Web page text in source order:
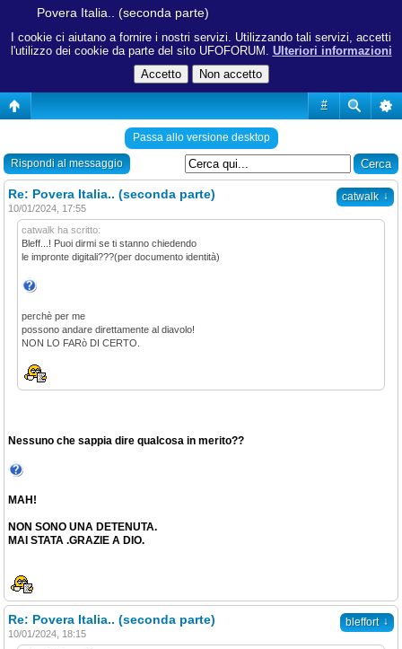
I cookie ci aiutano a fornire i nostri servizi. Utilizzando tali servizi, accetti
l'utilizzo dei cookie da parte del sito UFOFORUM. Ulteriori informazioni
#
Povera Italia.. (seconda parte)
Passa allo versione desktop
Rispondi al messaggio
catwalk ↓
Re: Povera Italia.. (seconda parte)
10/01/2024, 17:55
catwalk ha scritto:
Bleff...! Puoi dirmi se ti stanno chiedendo
le impronte digitali???(per documento identità)
perchè per me
possono andare direttamente al diavolo!
NON LO FARò DI CERTO.
Nessuno che sappia dire qualcosa in merito??
MAH!
NON SONO UNA DETENUTA.
MAI STATA .GRAZIE A DIO.
bleffort ↓
Re: Povera Italia.. (seconda parte)
10/01/2024, 18:15